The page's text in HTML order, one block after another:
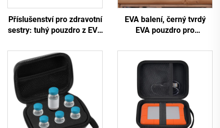
Příslušenství pro zdravotní
sestry: tuhý pouzdro z EVA
lékařská zásoba, červené
pouzdro, komplet pro
stetoskopy 3M Littmann
Classic III
EVA balení, černý tvrdý
EVA pouzdro pro
zařízení se zipem,
vodotěsné a přenosné pro
cestování a kempování